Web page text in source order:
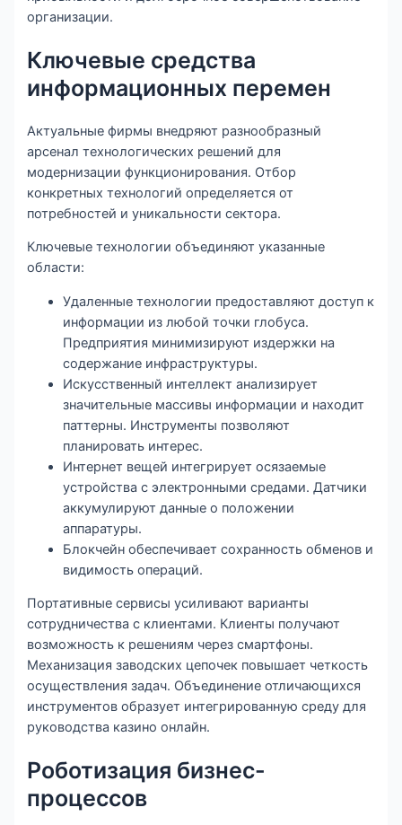
организации.
Ключевые средства
информационных перемен
Актуальные фирмы внедряют разнообразный
арсенал технологических решений для
модернизации функционирования. Отбор
конкретных технологий определяется от
потребностей и уникальности сектора.
Ключевые технологии объединяют указанные
области:
Удаленные технологии предоставляют доступ к
информации из любой точки глобуса.
Предприятия минимизируют издержки на
содержание инфраструктуры.
Искусственный интеллект анализирует
значительные массивы информации и находит
паттерны. Инструменты позволяют
планировать интерес.
Интернет вещей интегрирует осязаемые
устройства с электронными средами. Датчики
аккумулируют данные о положении
аппаратуры.
Блокчейн обеспечивает сохранность обменов и
видимость операций.
Портативные сервисы усиливают варианты
сотрудничества с клиентами. Клиенты получают
возможность к решениям через смартфоны.
Механизация заводских цепочек повышает четкость
осуществления задач. Объединение отличающихся
инструментов образует интегрированную среду для
руководства казино онлайн.
Роботизация бизнес-
процессов